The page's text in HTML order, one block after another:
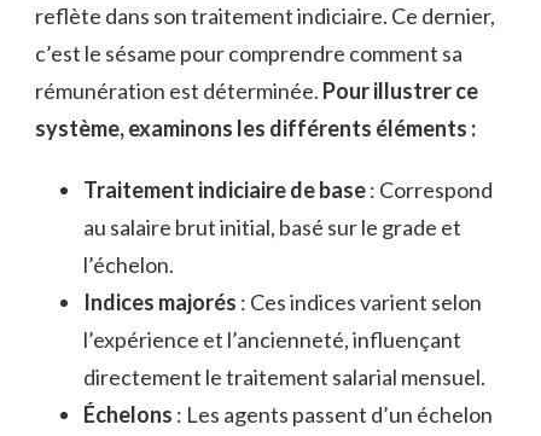
reflète dans son traitement indiciaire. Ce dernier,
c’est le sésame pour comprendre comment sa
rémunération est déterminée. Pour illustrer ce
système, examinons les différents éléments :
Traitement indiciaire de base: Correspond
au salaire brut initial, basé sur le grade et
l’échelon.
Indices majorés : Ces indices varient selon
l’expérience et l’ancienneté, influençant
directement le traitement salarial mensuel.
Échelons : Les agents passent d’un échelon